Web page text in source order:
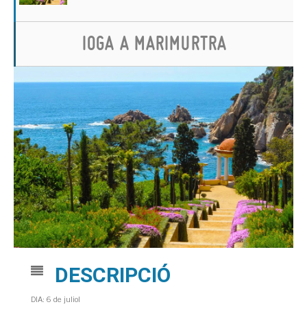
IOGA A MARIMURTRA
DESCRIPCIÓ
DIA: 6 de juliol